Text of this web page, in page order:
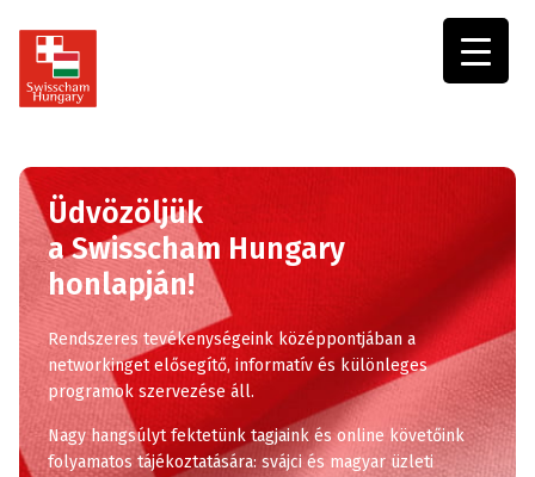
Üdvözöljük
a Swisscham Hungary
honlapján!
Rendszeres tevékenységeink középpontjában a
networkinget elősegítő, informatív és különleges
programok szervezése áll.
Nagy hangsúlyt fektetünk tagjaink és online követőink
folyamatos tájékoztatására: svájci és magyar üzleti